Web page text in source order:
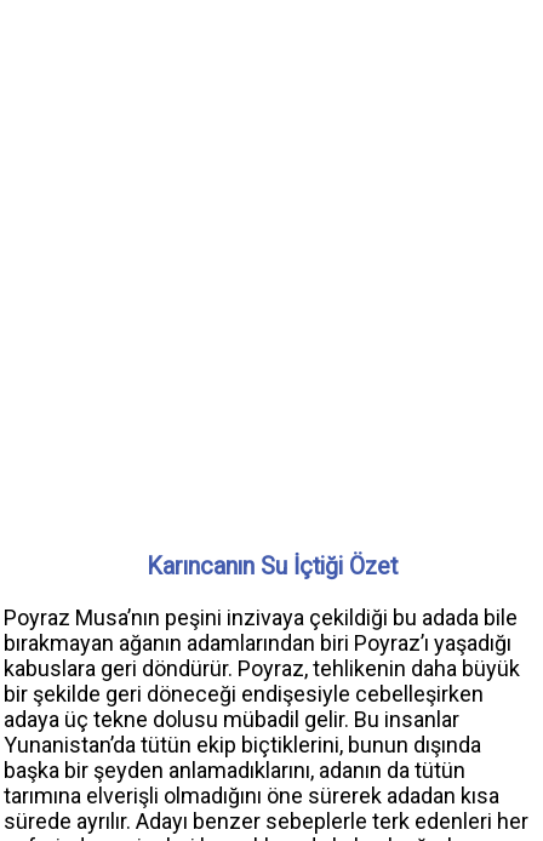
Karıncanın Su İçtiği Özet
Poyraz Musa’nın peşini inzivaya çekildiği bu adada bile
bırakmayan ağanın adamlarından biri Poyraz’ı yaşadığı
kabuslara geri döndürür. Poyraz, tehlikenin daha büyük
bir şekilde geri döneceği endişesiyle cebelleşirken
adaya üç tekne dolusu mübadil gelir. Bu insanlar
Yunanistan’da tütün ekip biçtiklerini, bunun dışında
başka bir şeyden anlamadıklarını, adanın da tütün
tarımına elverişli olmadığını öne sürerek adadan kısa
sürede ayrılır. Adayı benzer sebeplerle terk edenleri her